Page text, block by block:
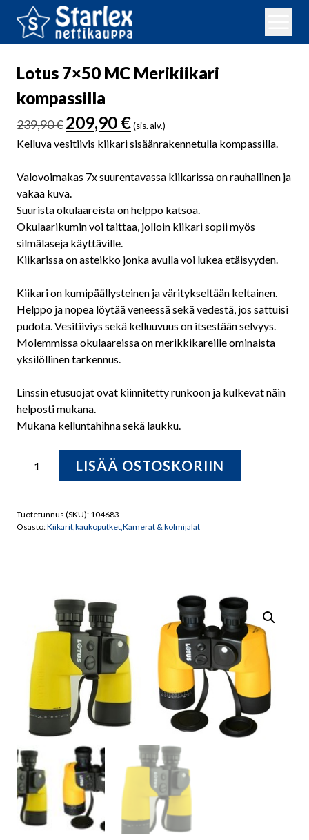
Lotus 7×50 MC Merikiikari
kompassilla
239,90€ Alkuperäinen
hinta
oli:
209,90 €Nykyinen
hinta
on:
(sis. alv.)
Kelluva vesitiivis kiikari sisäänrakennetulla kompassilla.
Valovoimakas 7x suurentavassa kiikarissa on rauhallinen ja
vakaa kuva.
Suurista okulaareista on helppo katsoa.
Okulaarikumin voi taittaa, jolloin kiikari sopii myös
silmälaseja käyttäville.
Kiikarissa on asteikko jonka avulla voi lukea etäisyyden.
Kiikari on kumipäällysteinen ja väritykseltään keltainen.
Helppo ja nopea löytää veneessä sekä vedestä, jos sattuisi
pudota. Vesitiiviys sekä kelluuvuus on itsestään selvyys.
Molemmissa okulaareissa on merikkikareille ominaista
yksilöllinen tarkennus.
Linssin etusuojat ovat kiinnitetty runkoon ja kulkevat näin
helposti mukana.
Mukana kelluntahihna sekä laukku.
7x50
kompassilla
LISÄÄ OSTOSKORIIN
Tuotetunnus (SKU): 104683
Osasto:Kiikarit,kaukoputket,Kamerat & kolmijalat